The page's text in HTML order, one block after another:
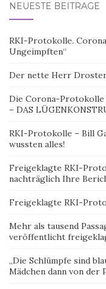
NEUESTE BEITRÄGE
RKI-Protokolle.
Ungeimpften“
Der nette Herr
Die Corona-Protokolle
– DAS
RKI-Protokolle – Bill
wussten alles!
Freigeklagte RKI-
nachträglich Ihre
Freigeklagte RKI-
Mehr als tausend
veröffentlicht
„Die Schlümpfe sind
Mädchen dann von der